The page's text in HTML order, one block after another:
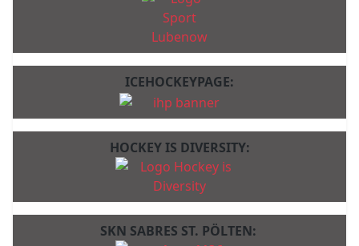
ICEHOCKEYPAGE:
HOCKEY IS DIVERSITY:
SKN SABRES ST. PÖLTEN: